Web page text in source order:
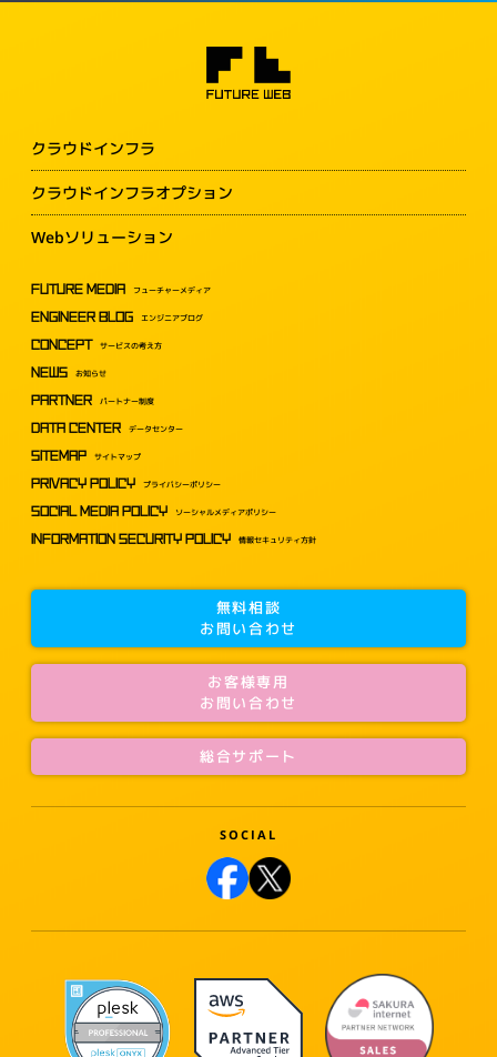
クラウドインフラ
クラウドインフラオプション
Webソリューション
FUTURE MEDIA フューチャーメディア
ENGINEER BLOG エンジニアブログ
CONCEPT サービスの考え方
NEWS お知らせ
PARTNER パートナー制度
DATA CENTER データセンター
SITEMAP サイトマップ
PRIVACY POLICY プライバシーポリシー
SOCIAL MEDIA POLICY ソーシャルメディアポリシー
INFORMATION SECURITY POLICY 情報セキュリティ方針
無料相談
お問い合わせ
お客様専用
お問い合わせ
総合サポート